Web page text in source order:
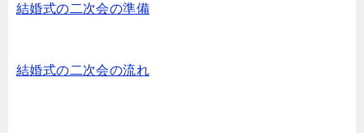
結婚式の二次会の準備
結婚式の二次会の流れ